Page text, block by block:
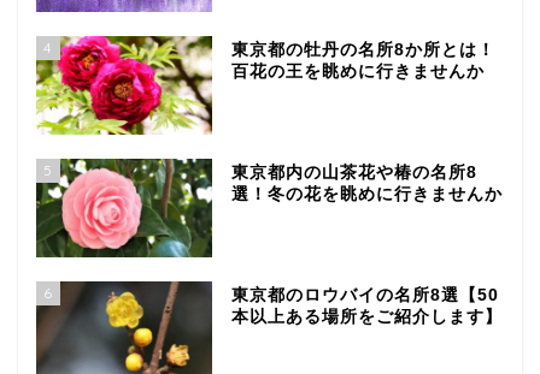
4
東京都の牡丹の名所8か所とは！
百花の王を眺めに行きませんか
5
東京都内の山茶花や椿の名所8
選！冬の花を眺めに行きませんか
6
東京都のロウバイの名所8選【50
本以上ある場所をご紹介します】